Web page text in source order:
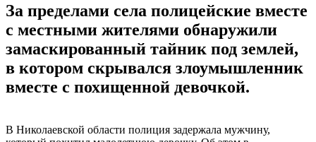
За пределами села полицейские вместе
с местными жителями обнаружили
замаскированный тайник под землей,
в котором скрывался злоумышленник
вместе с похищенной девочкой.
В Николаевской области полиция задержала мужчину,